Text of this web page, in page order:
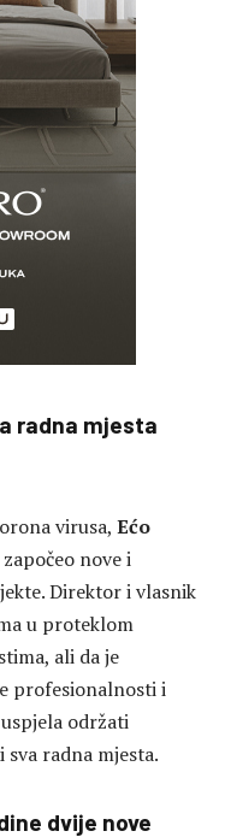
radna mjesta
virusa, Ećo
nove i
Direktor i vlasnik
u proteklom
ali da je
profesionalnosti i
održati
sva radna mjesta.
dvije nove